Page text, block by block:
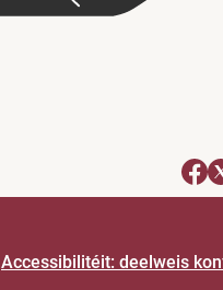
Accessibilitéit: deelweis